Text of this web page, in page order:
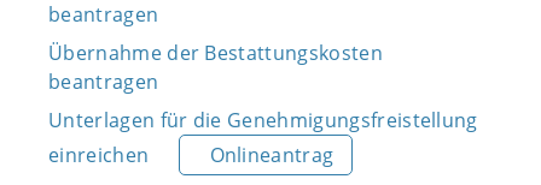
beantragen
Übernahme der Bestattungskosten
beantragen
Unterlagen für die Genehmigungsfreistellung
einreichen
Onlineantrag